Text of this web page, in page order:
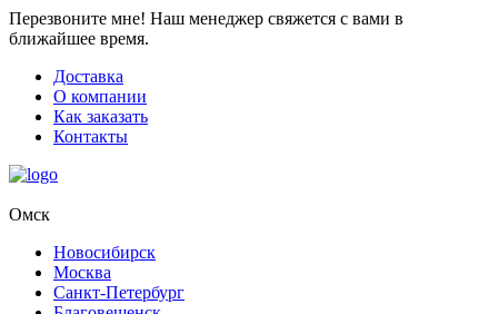
Перезвоните мне! Наш менеджер свяжется с вами в
ближайшее время.
Доставка
О компании
Как заказать
Контакты
Омск
Новосибирск
Москва
Санкт-Петербург